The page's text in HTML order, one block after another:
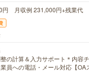
円 月収例 231,000円+残業代
の計算＆入力サポート＊内容
員への電話・メール対応【